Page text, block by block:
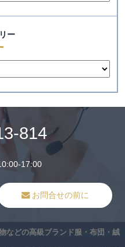
ー
814
17:00
お問合せの前に
などの高級ブランド服・布団・絨